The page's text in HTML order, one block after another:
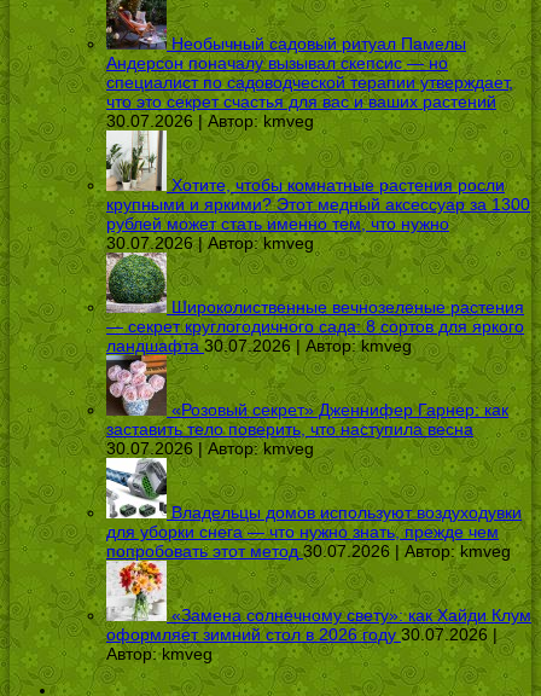
Необычный садовый ритуал Памелы
Андерсон поначалу вызывал скепсис — но
специалист по садоводческой терапии утверждает,
что это секрет счастья для вас и ваших растений
30.07.2026 | Автор:kmveg
Хотите, чтобы комнатные растения росли
крупными и яркими? Этот медный аксессуар за 1300
рублей может стать именно тем, что нужно
30.07.2026 | Автор:kmveg
Широколиственные вечнозеленые растения
— секрет круглогодичного сада: 8 сортов для яркого
ландшафта 30.07.2026 | Автор:kmveg
«Розовый секрет» Дженнифер Гарнер: как
заставить тело поверить, что наступила весна
30.07.2026 | Автор:kmveg
Владельцы домов используют воздуходувки
для уборки снега — что нужно знать, прежде чем
попробовать этот метод 30.07.2026 | Автор:kmveg
«Замена солнечному свету»: как Хайди Клум
оформляет зимний стол в 2026 году 30.07.2026 |
Автор:kmveg